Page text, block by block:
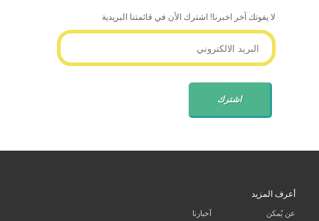
لا يفوتك آخر اخبرنا! اشترك الأن في قائمتنا البريدية
أعرف المزيد
عن يُمكن
آخبارنا